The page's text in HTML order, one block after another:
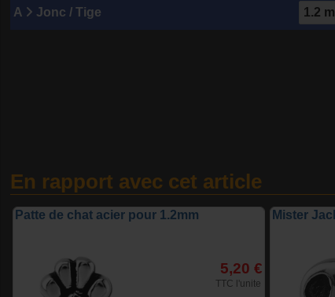
A Jonc / Tige
En rapport avec cet article
Patte de chat acier pour 1.2mm
5,20 €
TTC l'unite
Mister